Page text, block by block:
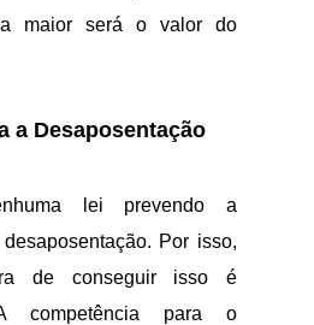
maior será o valor do
a Desaposentação
lei prevendo a
Por isso,
de conseguir isso é
competência para o